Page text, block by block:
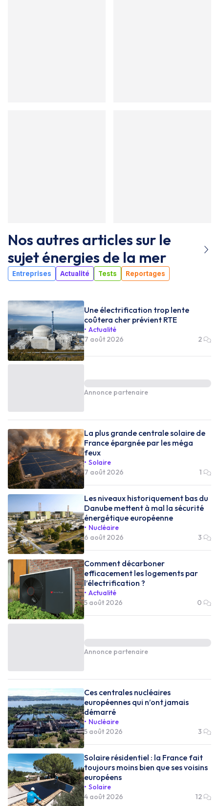
Nos autres articles sur le
sujeténergies de la mer
Entreprises Actualité Tests Reportages
Une électrification trop lente
coûtera cher prévient RTE
Actualité
7 août 2026
2
Annonce partenaire
La plus grande centrale solaire de
France épargnée par les méga
feux
Solaire
7 août 2026
1
Les niveaux historiquement bas du
Danube mettent à mal la sécurité
énergétique européenne
Nucléaire
6 août 2026
3
Comment décarboner
efficacement les logements par
l’électrification ?
Actualité
5 août 2026
0
Annonce partenaire
Ces centrales nucléaires
européennes qui n’ont jamais
démarré
Nucléaire
5 août 2026
3
Solaire résidentiel : la France fait
toujours moins bien que ses voisins
européens
Solaire
4 août 2026
12